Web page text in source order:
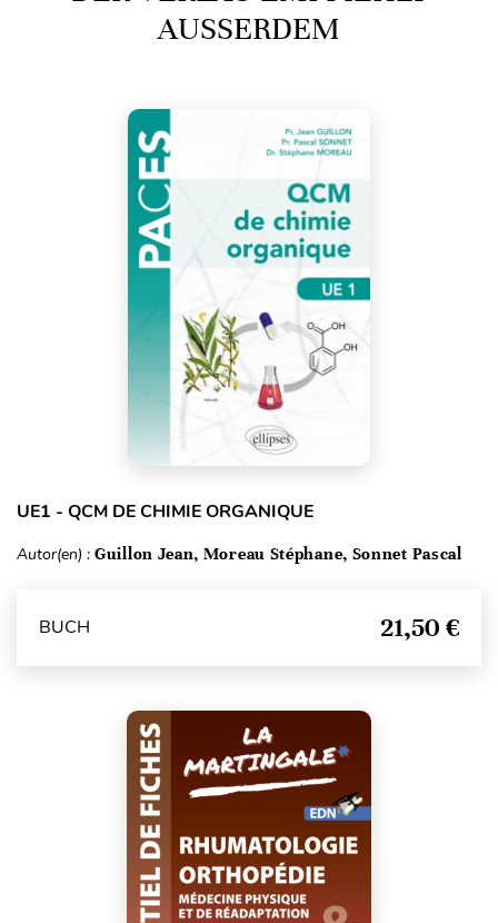
AUSSERDEM
UE1 - QCM DE CHIMIE ORGANIQUE
Autor(en) : Guillon Jean, Moreau Stéphane, Sonnet Pascal
BUCH 21,50 €